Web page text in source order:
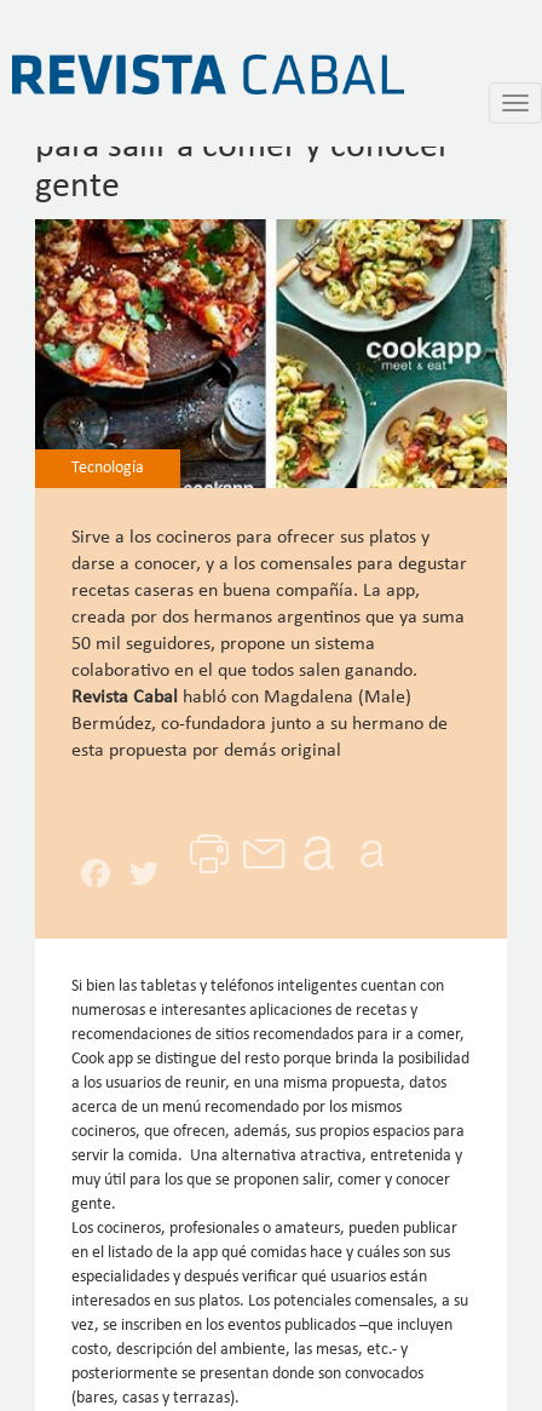
Pasar
contenido
Cookapp, la aplicación de moda
para salir a comer y conocer
gente
Tecnología
Sirve a los cocineros para ofrecer sus platos y
darse a conocer, y a los comensales para degustar
recetas caseras en buena compañía. La app,
creada por dos hermanos argentinos que ya suma
50 mil seguidores, propone un sistema
colaborativo en el que todos salen ganando.
Revista Cabal habló con Magdalena (Male)
Bermúdez, co-fundadora junto a su hermano de
esta propuesta por demás original
Facebook
Twitter
Si bien las tabletas y teléfonos inteligentes cuentan con
numerosas e interesantes aplicaciones de recetas y
recomendaciones de sitios recomendados para ir a comer,
Cook app se distingue del resto porque brinda la posibilidad
a los usuarios de reunir, en una misma propuesta, datos
acerca de un menú recomendado por los mismos
cocineros, que ofrecen, además, sus propios espacios para
servir la comida. Una alternativa atractiva, entretenida y
muy útil para los que se proponen salir, comer y conocer
gente.
Los cocineros, profesionales o amateurs, pueden publicar
en el listado de la app qué comidas hace y cuáles son sus
especialidades y después verificar qué usuarios están
interesados en sus platos. Los potenciales comensales, a su
vez, se inscriben en los eventos publicados –que incluyen
costo, descripción del ambiente, las mesas, etc.- y
posteriormente se presentan donde son convocados
(bares, casas y terrazas).